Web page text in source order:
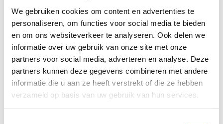
We gebruiken cookies om content en advertenties te
personaliseren, om functies voor social media te bieden
en om ons websiteverkeer te analyseren. Ook delen we
informatie over uw gebruik van onze site met onze
partners voor social media, adverteren en analyse. Deze
partners kunnen deze gegevens combineren met andere
informatie die u aan ze heeft verstrekt of die ze hebben
verzameld op basis van uw gebruik van hun services.
Deel dit stuk